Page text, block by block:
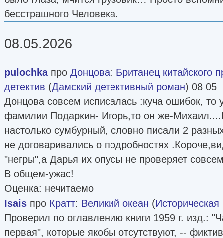
бесстрашного Человека.
08.05.2026
pulochkaпро Донцова: Британец китайского
детектив (Дамский детективный роман) 08 05
Донцова совсем исписалась :куча ошибок, то
фамилии Подаркин- Игорь,то он же-
настолько сумбурный, словно писали 2
не договаривались о подробностях
"негры",а Дарья их опусы не проверяет
В общем-ужас!
Оценка: нечитаемо
Isais про Кратт: Великий океан (Историческая
Проверил по оглавлению книги 1959 г. изд.:
первая", которые якобы отсутствуют, --